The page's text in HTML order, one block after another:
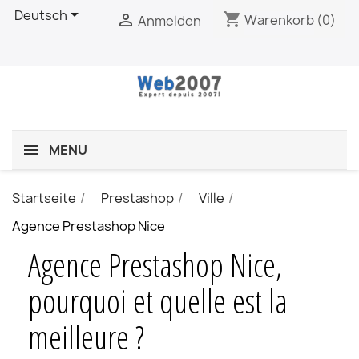
Deutsch  Anmelden shopping_cart Warenkorb (0)
MENU
Startseite Prestashop
Ville
Agence Prestashop Nice
Agence Prestashop Nice,
pourquoi et quelle est la
meilleure ?